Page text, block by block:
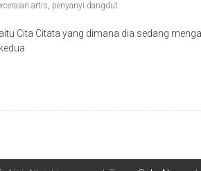
artis, penyanyi dangdut
Cita Citata yang dimana dia sedang